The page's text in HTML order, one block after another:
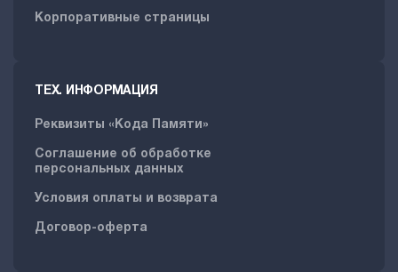
Корпоративные страницы
ТЕХ. ИНФОРМАЦИЯ
Реквизиты «Кода Памяти»
Соглашение об обработке
персональных данных
Условия оплаты и возврата
Договор-оферта